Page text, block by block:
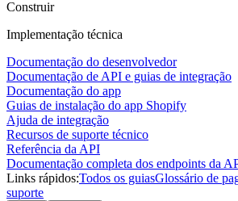
Construir
Implementação técnica
Documentação do desenvolvedor
Documentação de API e guias de integração
Documentação do app
Guias de instalação do app Shopify
Ajuda de integração
Recursos de suporte técnico
Referência da API
Documentação completa dos endpoints da
Links rápidos:Todos os guiasGlossário de
suporte